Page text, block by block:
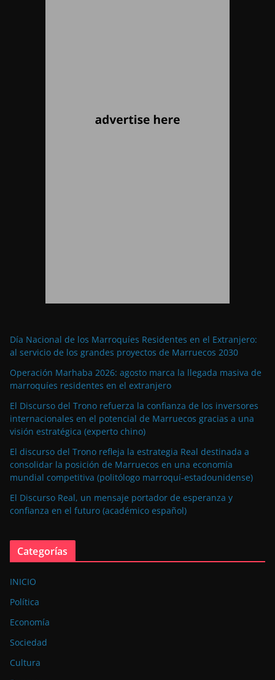
Día Nacional de los Marroquíes Residentes en el Extranjero:
al servicio de los grandes proyectos de Marruecos 2030
Operación Marhaba 2026: agosto marca la llegada masiva de
marroquíes residentes en el extranjero
El Discurso del Trono refuerza la confianza de los inversores
internacionales en el potencial de Marruecos gracias a una
visión estratégica (experto chino)
El discurso del Trono refleja la estrategia Real destinada a
consolidar la posición de Marruecos en una economía
mundial competitiva (politólogo marroquí-estadounidense)
El Discurso Real, un mensaje portador de esperanza y
confianza en el futuro (académico español)
Categorías
INICIO
Política
Economía
Sociedad
Cultura